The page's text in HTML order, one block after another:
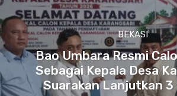
BEKASI
Bao Umbara Resmi
Sebagai Kepala Desa
Suarakan Lanjutkan 3